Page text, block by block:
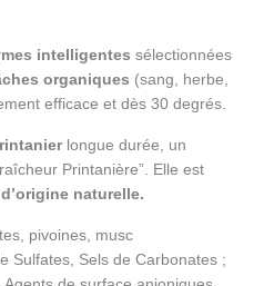
intelligentes sélectionnées
organiques (sang, herbe,
efficace et dès 30 degrés.
longue durée, un
Printanière”. Elle est
naturelle.
pivoines, musc
Sulfates, Sels de Carbonates ;